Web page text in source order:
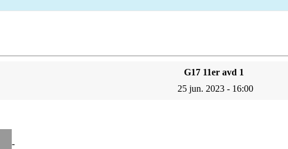
G17 11er avd 1
25 jun. 2023 - 16:00
-